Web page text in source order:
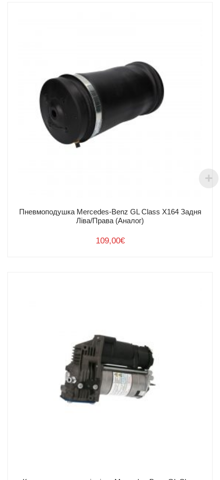
Пневмоподушка Mercedes-Benz GL Class X164 Задня
Ліва/Права (Аналог)
109,00€